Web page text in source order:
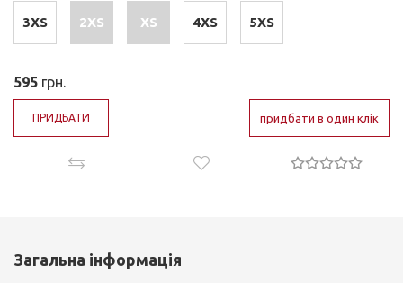
3XS 2XS XS 4XS 5XS
595 грн.
ПРИДБАТИ придбати в один клік
Загальна інформація